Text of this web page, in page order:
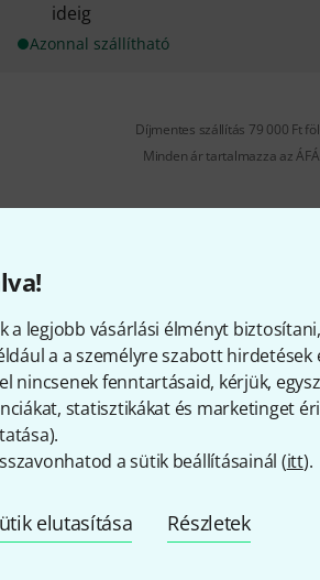
a legjobb vásárlási élményt
a a személyre szabott hirdetések
nincsenek fenntartásaid, kérjük,
statisztikákat és marketinget
).
a sütik beállításainál (itt).
elutasítása Részletek
ideig
Azonnal szállítható
Díjmentes szállítás 79 000 Ft
Minden ár tartalmazza az
amit látsz?
Súgó & Visszajelzések